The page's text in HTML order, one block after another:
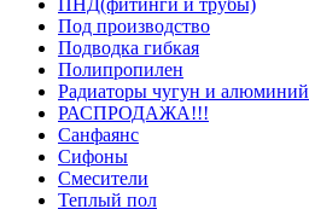
Под производство
Подводка гибкая
Полипропилен
Радиаторы чугун и алюминий
РАСПРОДАЖА!!!
Санфаянс
Сифоны
Смесители
Теплый пол